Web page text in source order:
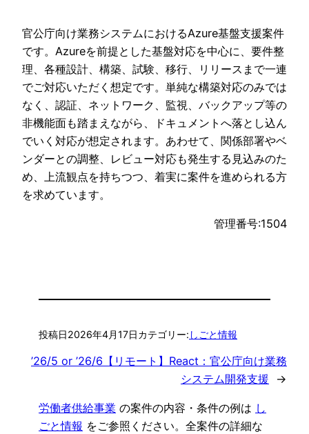
官公庁向け業務システムにおけるAzure基盤支援案件
です。Azureを前提とした基盤対応を中心に、要件整
理、各種設計、構築、試験、移行、リリースまで一連
でご対応いただく想定です。単純な構築対応のみでは
なく、認証、ネットワーク、監視、バックアップ等の
非機能面も踏まえながら、ドキュメントへ落とし込ん
でいく対応が想定されます。あわせて、関係部署やベ
ンダーとの調整、レビュー対応も発生する見込みのた
め、上流観点を持ちつつ、着実に案件を進められる方
を求めています。
管理番号:1504
投稿日2026年4月17日カテゴリー: しごと情報
’26/5 or ’26/6【リモート】React：官公庁向け業務
システム開発支援
→
労働者供給事業 の案件の内容・条件の例は し
ごと情報 をご参照ください。全案件の詳細な